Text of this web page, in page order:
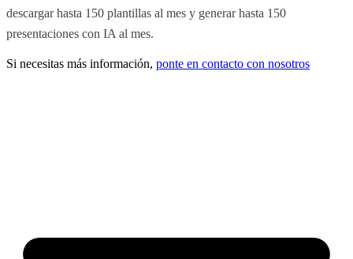
descargar hasta 150 plantillas al mes y generar hasta 150
presentaciones con IA al mes.
Si necesitas más información, ponte en contacto con nosotros